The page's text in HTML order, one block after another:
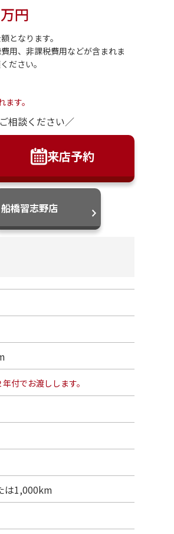
万円
となります。
用、非課税費用などが含まれま
ださい。
す。
相談ください／
来店予約
船橋習志野店
付でお渡しします。
は1,000km